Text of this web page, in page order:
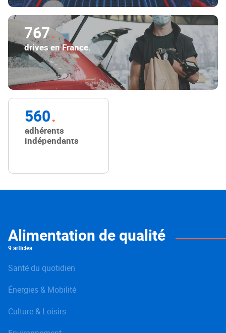
767
drives en France.
560
adhérents
indépendants
Alimentation de qualité
9 articles
Santé du quotidien
Énergies & Mobilité
Culture & Loisirs